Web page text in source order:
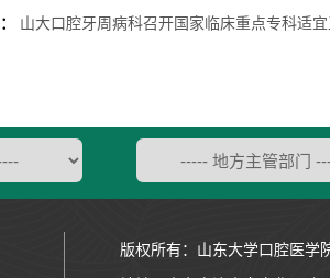
山大口腔牙周病科召开国家临床重点专科适
版权所有：山东大学口腔医